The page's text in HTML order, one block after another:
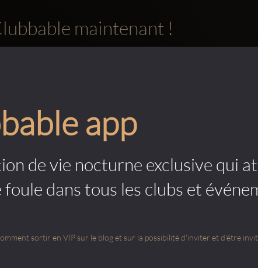
maintenant !
app
de vie nocturne exclusive qui
dans tous les clubs et
sortir en VIP sur le blog et sur la possibilité d'inviter et d'être